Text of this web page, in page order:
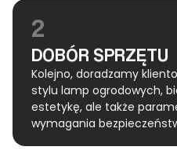
2
DOBÓR SPRZĘTU
Kolejno, doradzamy
stylu lamp ogrodowych,
estetykę, ale także
wymagania